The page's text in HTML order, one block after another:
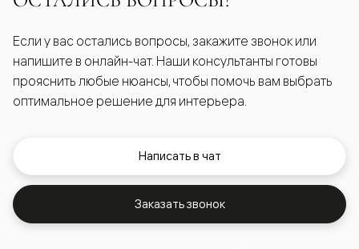
Если у вас остались вопросы, закажите звонок или
напишите в онлайн-чат. Наши консультанты готовы
прояснить любые нюансы, чтобы помочь вам выбрать
оптимальное решение для интерьера.
Написать в чат
Заказать звонок